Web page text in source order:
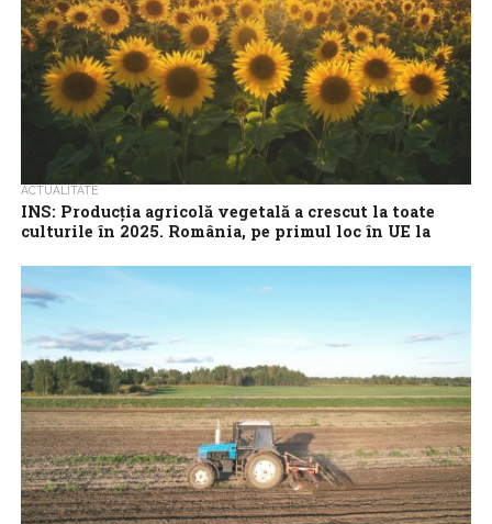
ACTUALITATE
INS: Producția agricolă vegetală a crescut la toate
culturile în 2025. România, pe primul loc în UE la
Producția agricolă vegetală a crescut în 2025 la toate
principalele culturi, în special pe fondul randamentelor mai mari la